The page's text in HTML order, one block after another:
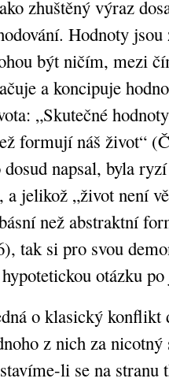
zhuštěný výraz
Hodnoty
být ničím, mezi
a koncipuje
„Skutečné
formují náš život“
napsal, byla
jelikož „život není
než abstraktní
tak si pro svou
otázku
o klasický konflikt
z nich za
li se na stranu